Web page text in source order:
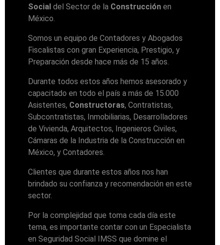
Social del Sector de la Construcción en
México.
Somos un equipo de Contadores y Abogados
Fiscalistas con gran Experiencia, Prestigio, y
Preparación desde hace más de 15 años.
Durante todos estos años hemos asesorado y
capacitado en todo el país a más de 15.000
Asistentes, Constructoras, Contratistas,
Subcontratistas, Inmobiliarias, Desarrolladores
de Vivienda, Arquitectos, Ingenieros Civiles,
Cámaras de la Industria de la Construcción en
México, y Contadores.
Clientes que durante estos años nos han
brindado su confianza y recomendación en este
sector.
Por la complejidad que toma cada día este
tema, es importante contar con un Especialista
en Seguridad Social IMSS que domine el